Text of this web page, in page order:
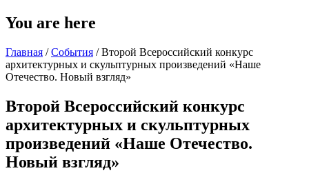
You are here
Главная / События / Второй Всероссийский конкурс
архитектурных и скульптурных произведений «Наше
Отечество. Новый взгляд»
Второй Всероссийский конкурс
архитектурных и скульптурных
произведений «Наше Отечество.
Новый взгляд»